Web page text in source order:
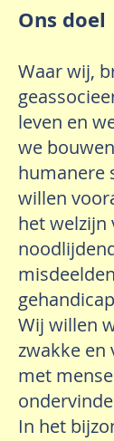
Ons doel
Waar wij,
leven en
we
humanere
willen
het welzijn
Wij willen
zwakke en
met
In het